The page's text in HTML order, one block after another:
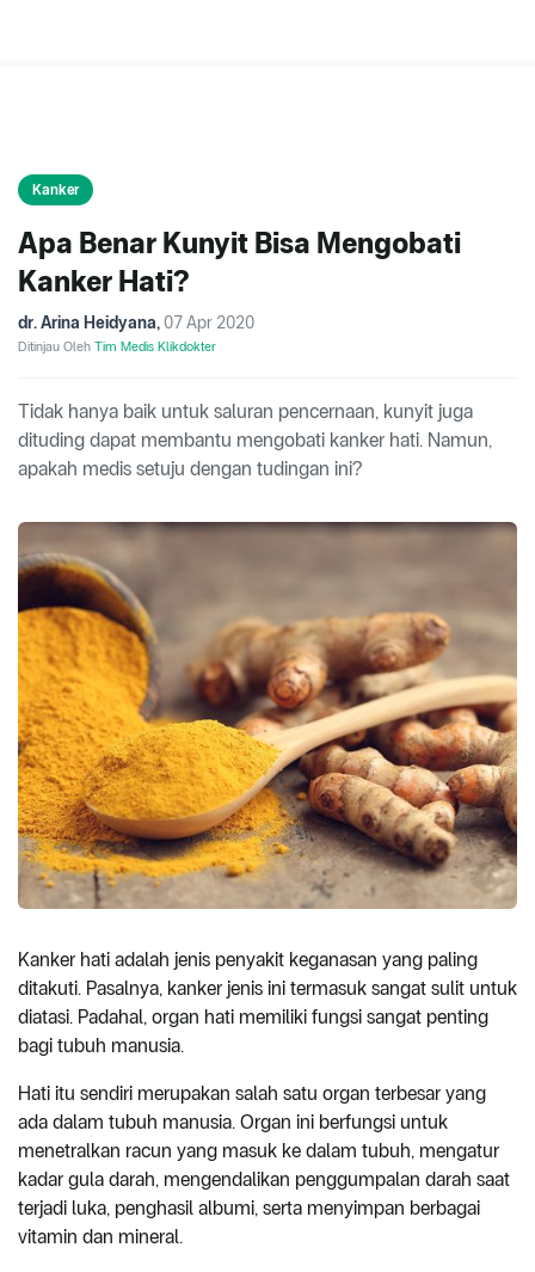
Kanker
Apa Benar Kunyit Bisa Mengobati
Kanker Hati?
dr. Arina Heidyana, 07 Apr 2020
Ditinjau Oleh Tim Medis Klikdokter
Tidak hanya baik untuk saluran pencernaan, kunyit juga
dituding dapat membantu mengobati kanker hati. Namun,
apakah medis setuju dengan tudingan ini?
Kanker hati adalah jenis penyakit keganasan yang paling
ditakuti. Pasalnya, kanker jenis ini termasuk sangat sulit untuk
diatasi. Padahal, organ hati memiliki fungsi sangat penting
bagi tubuh manusia.
Hati itu sendiri merupakan salah satu organ terbesar yang
ada dalam tubuh manusia. Organ ini berfungsi untuk
menetralkan racun yang masuk ke dalam tubuh, mengatur
kadar gula darah, mengendalikan penggumpalan darah saat
terjadi luka, penghasil albumi, serta menyimpan berbagai
vitamin dan mineral.